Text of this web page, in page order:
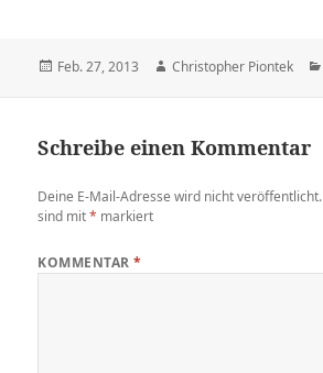
Veröffentlicht
Feb. 27, 2013 Autor
Christopher Piontek
Schreibe einen Kommentar
Deine E-Mail-Adresse wird nicht veröffentlicht.
sind mit* markiert
KOMMENTAR*